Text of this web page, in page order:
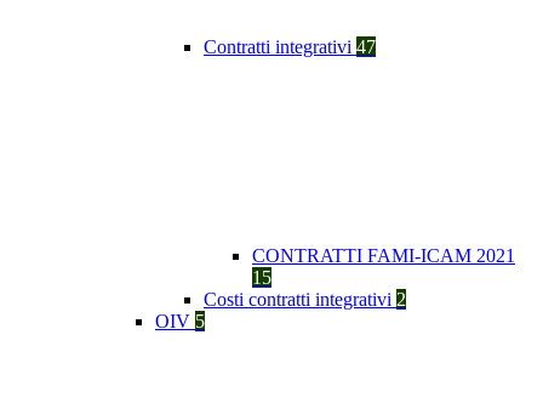
Contratti integrativi 47
CONTRATTI FAMI-ICAM 2021
15
Costi contratti integrativi 2
OIV 5